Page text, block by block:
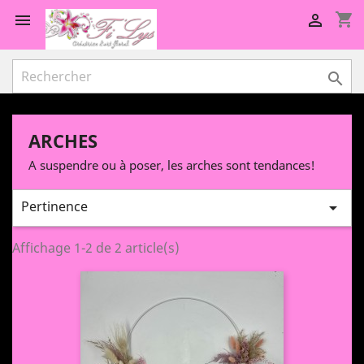
 shopping_cart


ARCHES
A suspendre ou à poser, les arches sont tendances!
Pertinence 
Affichage 1-2 de 2 article(s)